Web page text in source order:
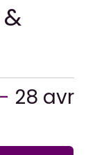
- 28 avril